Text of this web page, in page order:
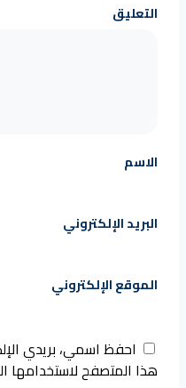
التعليق
الاسم
البريد الإلكتروني
الموقع الإلكتروني
احفظ اسمي، بريدي
هذا المتصفح لاستخدامها